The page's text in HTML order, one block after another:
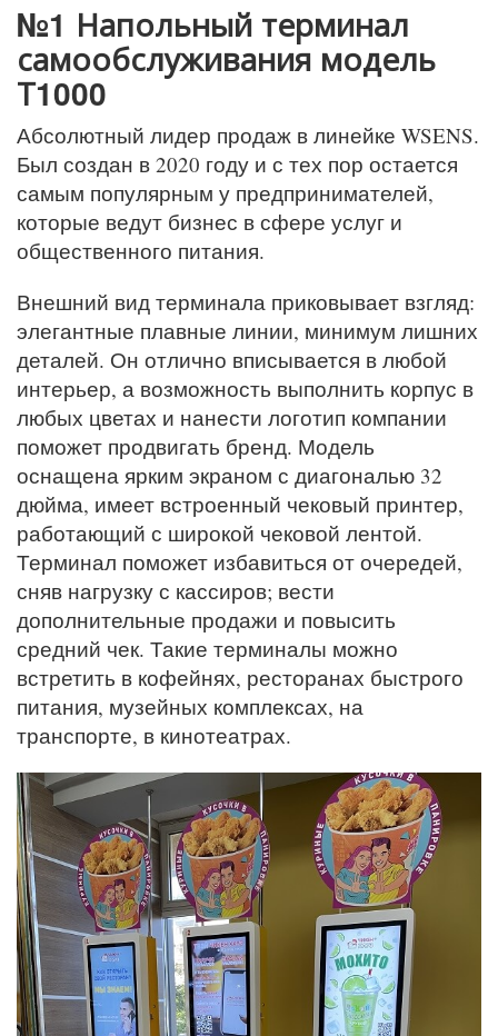
№1 Напольный терминал
самообслуживания модель
Т1000
Абсолютный лидер продаж в линейке WSENS.
Был создан в 2020 году и с тех пор остается
самым популярным у предпринимателей,
которые ведут бизнес в сфере услуг и
общественного питания.
Внешний вид терминала приковывает взгляд:
элегантные плавные линии, минимум лишних
деталей. Он отлично вписывается в любой
интерьер, а возможность выполнить корпус в
любых цветах и нанести логотип компании
поможет продвигать бренд. Модель
оснащена ярким экраном с диагональю 32
дюйма, имеет встроенный чековый принтер,
работающий с широкой чековой лентой.
Терминал поможет избавиться от очередей,
сняв нагрузку с кассиров; вести
дополнительные продажи и повысить
средний чек. Такие терминалы можно
встретить в кофейнях, ресторанах быстрого
питания, музейных комплексах, на
транспорте, в кинотеатрах.